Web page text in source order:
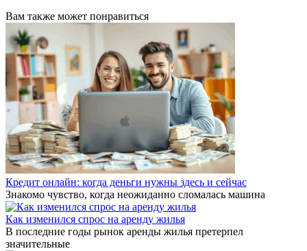
Вам также может понравиться
Кредит онлайн: когда деньги нужны здесь и сейчас
Знакомо чувство, когда неожиданно сломалась машина
Как изменился спрос на аренду жилья
В последние годы рынок аренды жилья претерпел
значительные